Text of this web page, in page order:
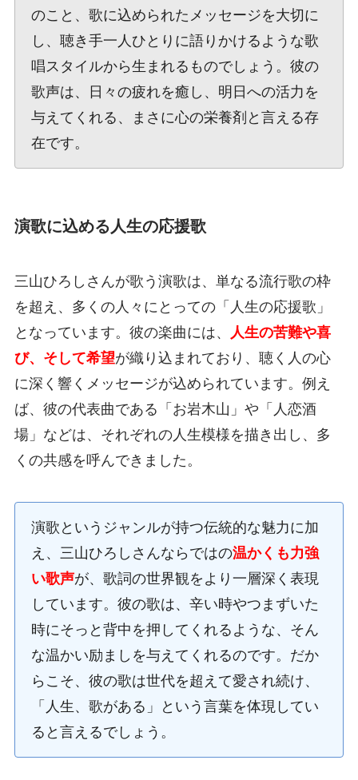
のこと、歌に込められたメッセージを大切に
し、聴き手一人ひとりに語りかけるような歌
唱スタイルから生まれるものでしょう。彼の
歌声は、日々の疲れを癒し、明日への活力を
与えてくれる、まさに心の栄養剤と言える存
在です。
演歌に込める人生の応援歌
三山ひろしさんが歌う演歌は、単なる流行歌の枠
を超え、多くの人々にとっての「人生の応援歌」
となっています。彼の楽曲には、
人生の苦難や喜
び、そして希望が織り込まれており、聴く人の心
に深く響くメッセージが込められています。例え
ば、彼の代表曲である「お岩木山」や「人恋酒
場」などは、それぞれの人生模様を描き出し、多
くの共感を呼んできました。
演歌というジャンルが持つ伝統的な魅力に加
え、三山ひろしさんならではの温かくも力強
い歌声が、歌詞の世界観をより一層深く表現
しています。彼の歌は、辛い時やつまずいた
時にそっと背中を押してくれるような、そん
な温かい励ましを与えてくれるのです。だか
らこそ、彼の歌は世代を超えて愛され続け、
「人生、歌がある」という言葉を体現してい
ると言えるでしょう。